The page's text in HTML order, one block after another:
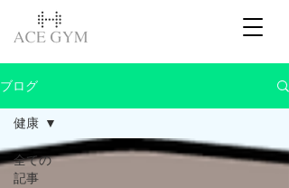
ブログ
全ての
記事
健康